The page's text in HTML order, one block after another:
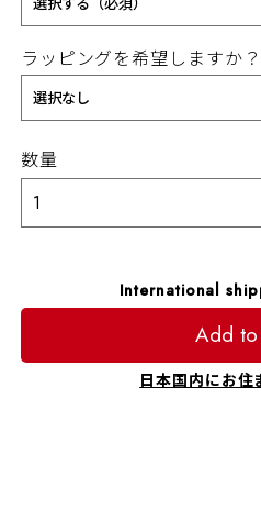
ラッピングを希望しますか？
数量
International
Add
日本国内にお住